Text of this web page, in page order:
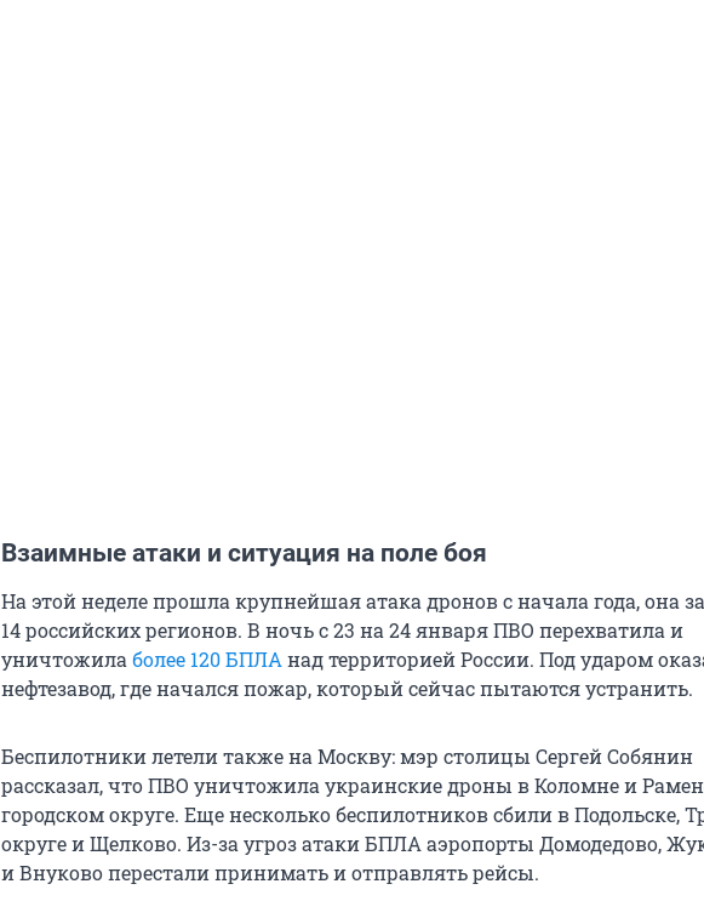
Взаимные атаки и ситуация на поле боя
На этой неделе прошла крупнейшая атака дронов с начала года, она
14 российских регионов. В ночь с 23 на 24 января ПВО перехватила и
уничтожила более 120 БПЛА над территорией России. Под ударом
нефтезавод, где начался пожар, который сейчас пытаются устранить.
Беспилотники летели также на Москву: мэр столицы Сергей Собянин
рассказал, что ПВО уничтожила украинские дроны в Коломне и
городском округе. Еще несколько беспилотников сбили в Подольске,
округе и Щелково. Из-за угроз атаки БПЛА аэропорты Домодедово,
и Внуково перестали принимать и отправлять рейсы.